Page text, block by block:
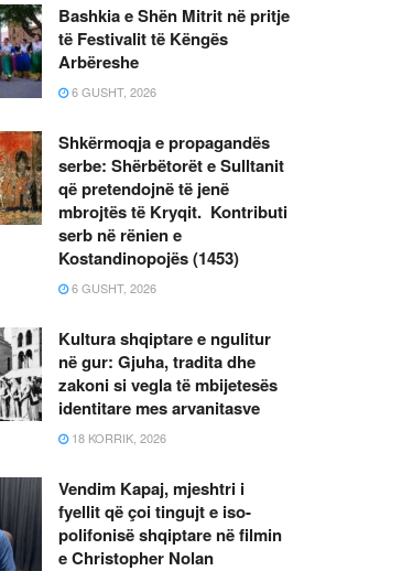
Bashkia e Shën Mitrit në pritje
të Festivalit të Këngës
Arbëreshe
6 GUSHT, 2026
Shkërmoqja e propagandës
serbe: Shërbëtorët e Sulltanit
që pretendojnë të jenë
mbrojtës të Kryqit. Kontributi
serb në rënien e
Kostandinopojës (1453)
6 GUSHT, 2026
Kultura shqiptare e ngulitur
në gur: Gjuha, tradita dhe
zakoni si vegla të mbijetesës
identitare mes arvanitasve
18 KORRIK, 2026
Vendim Kapaj, mjeshtri i
fyellit që çoi tingujt e iso-
polifonisë shqiptare në filmin
e Christopher Nolan